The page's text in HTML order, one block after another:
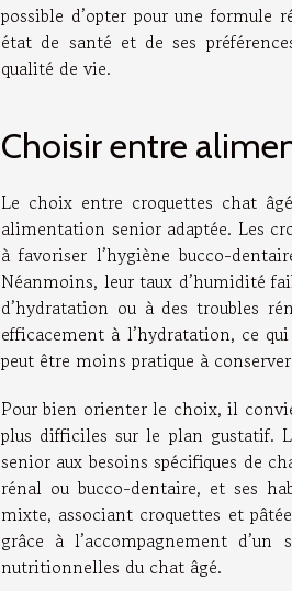
possible d’opter pour une formule
état de santé et de ses
qualité de vie.
Choisir entre
Le choix entre croquettes chat
alimentation senior adaptée. Les
à favoriser l’hygiène bucco-
Néanmoins, leur taux d’humidité
d’hydratation ou à des troubles
efficacement à l’hydratation, ce
peut être moins pratique à
Pour bien orienter le choix, il
plus difficiles sur le plan gustatif.
senior aux besoins spécifiques de
rénal ou bucco-dentaire, et ses
mixte, associant croquettes et
grâce à l’accompagnement
nutritionnelles du chat âgé.